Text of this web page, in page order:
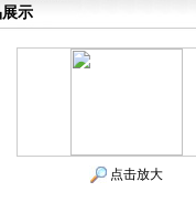
示
点击放大